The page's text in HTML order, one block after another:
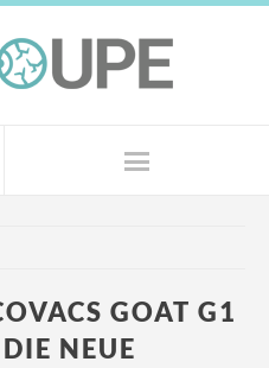
GOAT G1
NEUE